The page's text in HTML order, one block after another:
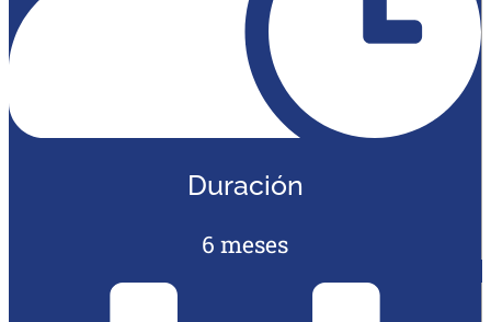
Duración
6 meses